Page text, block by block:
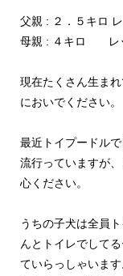
父親 : ２．５キロ
母親 : ４キロ レ
現在たくさん生ま
においでください。
最近トイプードル
流行っていますが
心ください。
うちの子犬は全員
んとトイレでして
ていらっしゃいます